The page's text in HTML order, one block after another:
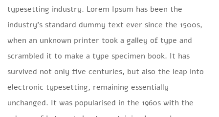
typesetting industry. Lorem Ipsum has been the
industry’s standard dummy text ever since the 1500s,
when an unknown printer took a galley of type and
scrambled it to make a type specimen book. It has
survived not only five centuries, but also the leap into
electronic typesetting, remaining essentially
unchanged. It was popularised in the 1960s with the